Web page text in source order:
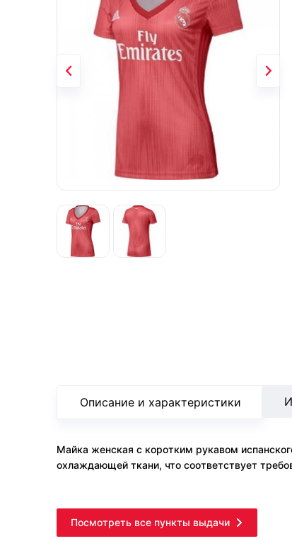
Описание и характеристики
Майка женская с коротким рукавом
охлаждающей ткани, что соответствует
Посмотреть все пункты выдачи